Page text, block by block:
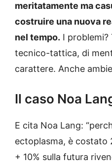
meritatamente ma
costruire una nuova
nel tempo. I problemi?
tecnico-tattica, di
carattere. Anche
Il caso Noa
E cita Noa Lang:
ectoplasma, è costato
+ 10% sulla futura